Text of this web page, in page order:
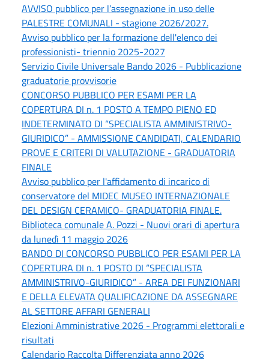
AVVISO pubblico per l’assegnazione in uso delle
PALESTRE COMUNALI - stagione 2026/2027.
Avviso pubblico per la formazione dell'elenco dei
professionisti- triennio 2025-2027
Servizio Civile Universale Bando 2026 - Pubblicazione
graduatorie provvisorie
CONCORSO PUBBLICO PER ESAMI PER LA
COPERTURA DI n. 1 POSTO A TEMPO PIENO ED
INDETERMINATO DI “SPECIALISTA AMMINISTRIVO-
GIURIDICO” - AMMISSIONE CANDIDATI, CALENDARIO
PROVE E CRITERI DI VALUTAZIONE - GRADUATORIA
FINALE
Avviso pubblico per l'affidamento di incarico di
conservatore del MIDEC MUSEO INTERNAZIONALE
DEL DESIGN CERAMICO- GRADUATORIA FINALE.
Biblioteca comunale A. Pozzi - Nuovi orari di apertura
da lunedì 11 maggio 2026
BANDO DI CONCORSO PUBBLICO PER ESAMI PER LA
COPERTURA DI n. 1 POSTO DI “SPECIALISTA
AMMINISTRIVO-GIURIDICO” - AREA DEI FUNZIONARI
E DELLA ELEVATA QUALIFICAZIONE DA ASSEGNARE
AL SETTORE AFFARI GENERALI
Elezioni Amministrative 2026 - Programmi elettorali e
risultati
Calendario Raccolta Differenziata anno 2026